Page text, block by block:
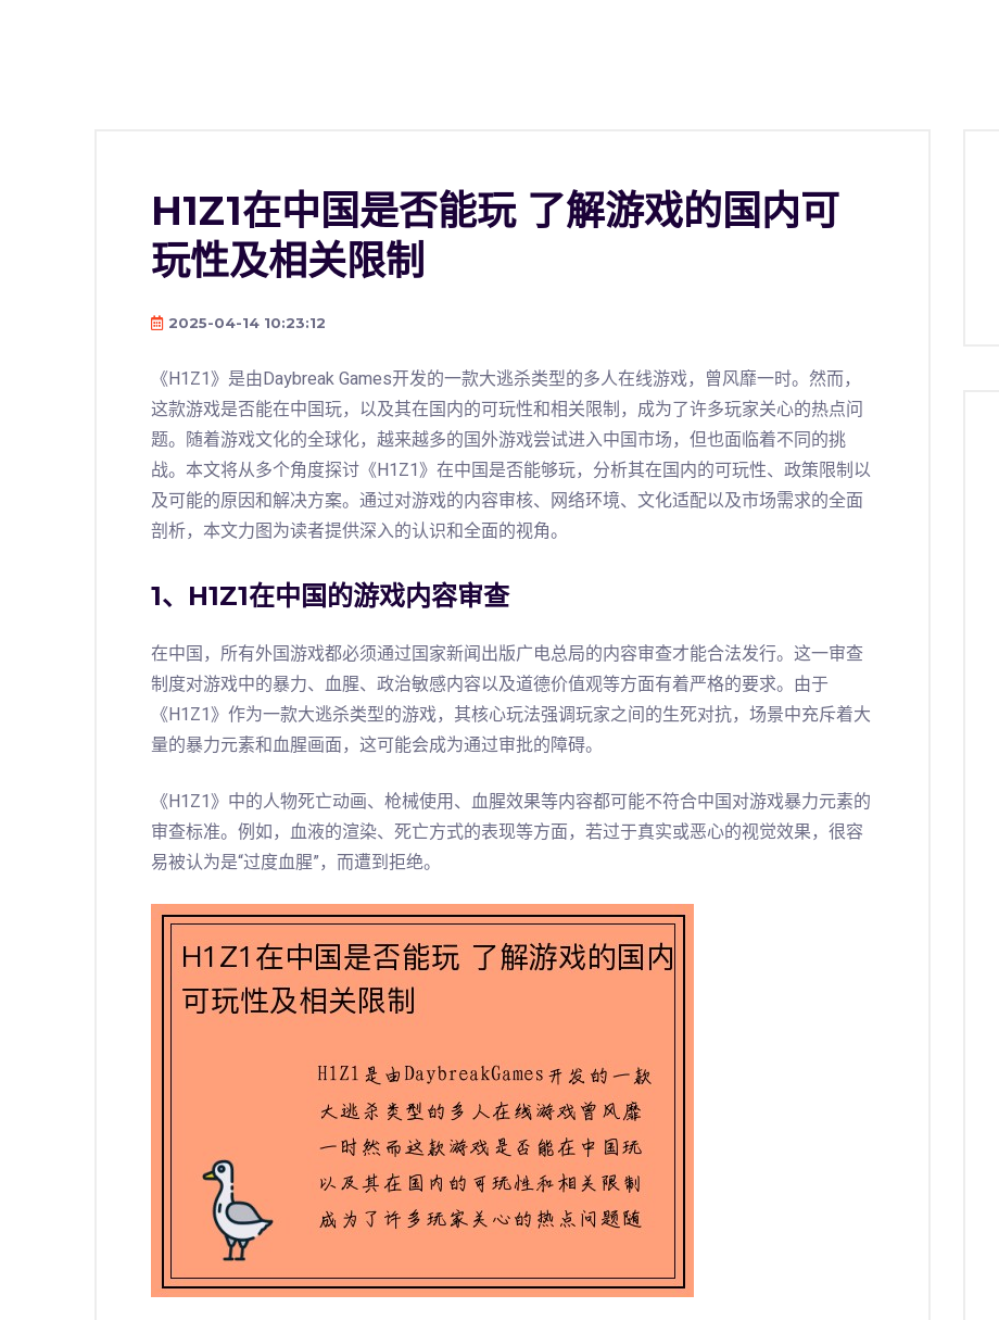
H1Z1在中国是否能玩 了解游戏的国内可
玩性及相关限制
2025-04-14 10:23:12
《H1Z1》是由Daybreak Games开发的一款大逃杀类型的多人在线游戏，曾风靡一时。然而，
这款游戏是否能在中国玩，以及其在国内的可玩性和相关限制，成为了许多玩家关心的热点问
题。随着游戏文化的全球化，越来越多的国外游戏尝试进入中国市场，但也面临着不同的挑
战。本文将从多个角度探讨《H1Z1》在中国是否能够玩，分析其在国内的可玩性、政策限制以
及可能的原因和解决方案。通过对游戏的内容审核、网络环境、文化适配以及市场需求的全面
剖析，本文力图为读者提供深入的认识和全面的视角。
1、H1Z1在中国的游戏内容审查
在中国，所有外国游戏都必须通过国家新闻出版广电总局的内容审查才能合法发行。这一审查
制度对游戏中的暴力、血腥、政治敏感内容以及道德价值观等方面有着严格的要求。由于
《H1Z1》作为一款大逃杀类型的游戏，其核心玩法强调玩家之间的生死对抗，场景中充斥着大
量的暴力元素和血腥画面，这可能会成为通过审批的障碍。
《H1Z1》中的人物死亡动画、枪械使用、血腥效果等内容都可能不符合中国对游戏暴力元素的
审查标准。例如，血液的渲染、死亡方式的表现等方面，若过于真实或恶心的视觉效果，很容
易被认为是“过度血腥”，而遭到拒绝。